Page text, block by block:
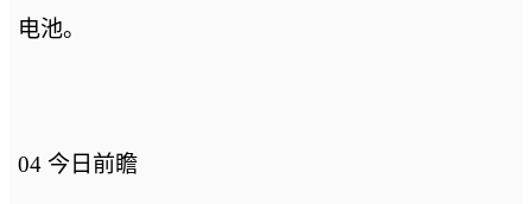
电池。
04 今日前瞻